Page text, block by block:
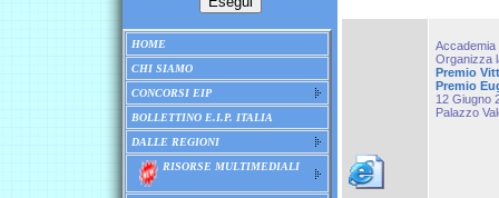
HOME
CHI SIAMO
CONCORSI EIP
BOLLETTINO E.I.P. ITALIA
DALLE REGIONI
RISORSE MULTIMEDIALI
Accademia
Organizza
Premio
Premio
12 Giugno
Palazzo